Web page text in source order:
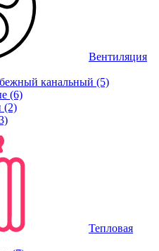
Вентиляция
канальный (5)
(6)
(2)
Тепловая